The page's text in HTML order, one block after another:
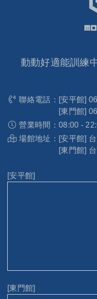
動動好適能訓練
聯絡電話： [安平館]
[東門館]
營業時間： 08:00 -
場館地址： [安平館]
[東門館]
[安平館]
[東門館]